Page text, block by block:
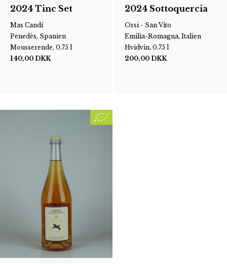
2024 Tinc Set
Mas Candí
Penedès, Spanien
Mousserende, 0.75 l
140,00 DKK
2024 Sottoquercia
Orsi - San Vito
Emilia-Romagna, Italien
Hvidvin, 0.75 l
200,00 DKK